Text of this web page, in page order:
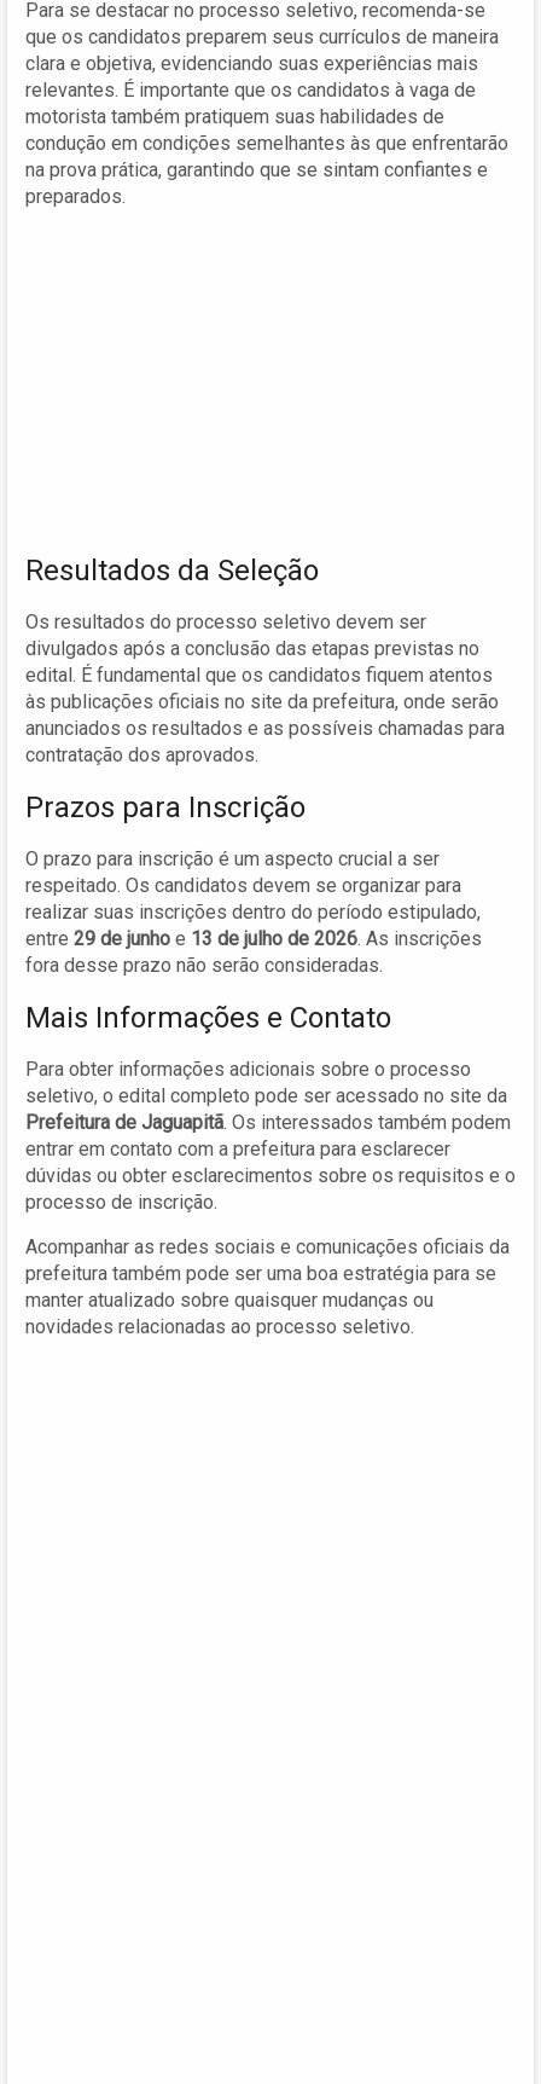
Para se destacar no processo seletivo, recomenda-se
que os candidatos preparem seus currículos de maneira
clara e objetiva, evidenciando suas experiências mais
relevantes. É importante que os candidatos à vaga de
motorista também pratiquem suas habilidades de
condução em condições semelhantes às que enfrentarão
na prova prática, garantindo que se sintam confiantes e
preparados.
Resultados da Seleção
Os resultados do processo seletivo devem ser
divulgados após a conclusão das etapas previstas no
edital. É fundamental que os candidatos fiquem atentos
às publicações oficiais no site da prefeitura, onde serão
anunciados os resultados e as possíveis chamadas para
contratação dos aprovados.
Prazos para Inscrição
O prazo para inscrição é um aspecto crucial a ser
respeitado. Os candidatos devem se organizar para
realizar suas inscrições dentro do período estipulado,
entre 29 de junho e 13 de julho de 2026. As inscrições
fora desse prazo não serão consideradas.
Mais Informações e Contato
Para obter informações adicionais sobre o processo
seletivo, o edital completo pode ser acessado no site da
Prefeitura de Jaguapitã. Os interessados também podem
entrar em contato com a prefeitura para esclarecer
dúvidas ou obter esclarecimentos sobre os requisitos e o
processo de inscrição.
Acompanhar as redes sociais e comunicações oficiais da
prefeitura também pode ser uma boa estratégia para se
manter atualizado sobre quaisquer mudanças ou
novidades relacionadas ao processo seletivo.